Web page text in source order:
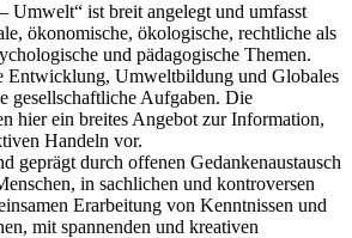
Umwelt“ ist breit angelegt und umfasst
ökonomische, ökologische, rechtliche als
und pädagogische Themen.
Entwicklung, Umweltbildung und Globales
gesellschaftliche Aufgaben. Die
hier ein breites Angebot zur Information,
Handeln vor.
geprägt durch offenen Gedankenaustausch
in sachlichen und kontroversen
Erarbeitung von Kenntnissen und
mit spannenden und kreativen